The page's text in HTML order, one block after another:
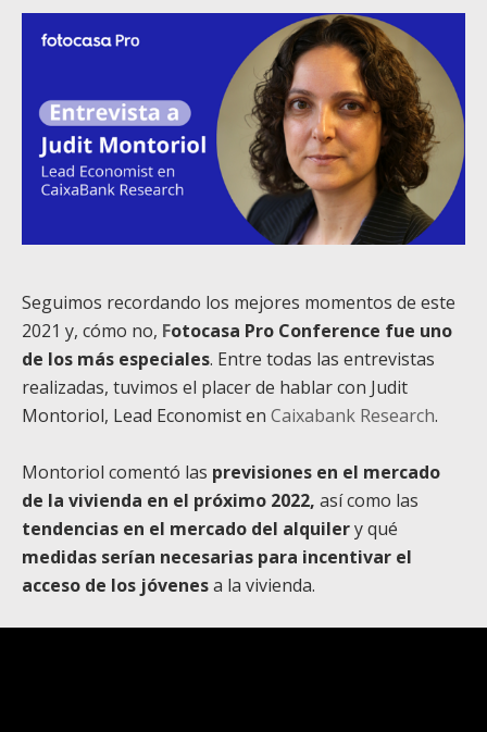
Seguimos recordando los mejores momentos de este
2021 y, cómo no, Fotocasa Pro Conference fue uno
de los más especiales. Entre todas las entrevistas
realizadas, tuvimos el placer de hablar con Judit
Montoriol, Lead Economist en Caixabank Research.
Montoriol comentó las previsiones en el mercado
de la vivienda en el próximo 2022, así como las
tendencias en el mercado del alquilery qué
medidas serían necesarias para incentivar el
acceso de los jóvenesa la vivienda.